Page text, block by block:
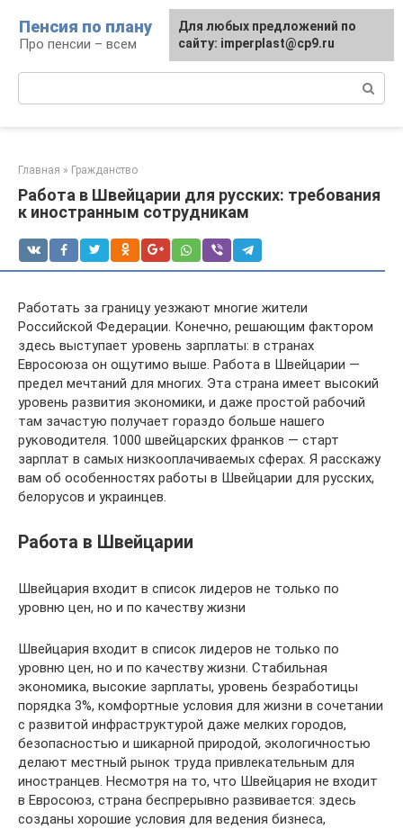
контенту
Пенсия по плану
Про пенсии – всем
Главная » Гражданство
Работа в Швейцарии для русских: требования
к иностранным сотрудникам
Работать за границу уезжают многие жители
Российской Федерации. Конечно, решающим фактором
здесь выступает уровень зарплаты: в странах
Евросоюза он ощутимо выше. Работа в Швейцарии —
предел мечтаний для многих. Эта страна имеет высокий
уровень развития экономики, и даже простой рабочий
там зачастую получает гораздо больше нашего
руководителя. 1000 швейцарских франков — старт
зарплат в самых низкооплачиваемых сферах. Я расскажу
вам об особенностях работы в Швейцарии для русских,
белорусов и украинцев.
Работа в Швейцарии
Швейцария входит в список лидеров не только по
уровню цен, но и по качеству жизни
Швейцария входит в список лидеров не только по
уровню цен, но и по качеству жизни. Стабильная
экономика, высокие зарплаты, уровень безработицы
порядка 3%, комфортные условия для жизни в сочетании
с развитой инфраструктурой даже мелких городов,
безопасностью и шикарной природой, экологичностью
делают местный рынок труда привлекательным для
иностранцев. Несмотря на то, что Швейцария не входит
в Евросоюз, страна беспрерывно развивается: здесь
созданы хорошие условия для ведения бизнеса,
Для любых предложений по
сайту: imperplast@cp9.ru